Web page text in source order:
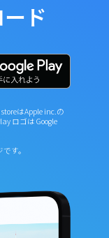
ド
はApple inc.の
ロゴは Google
す。